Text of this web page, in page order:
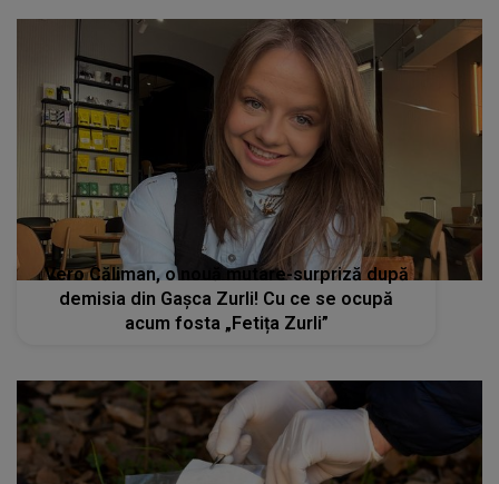
Vero Căliman, o nouă mutare-surpriză după
demisia din Gașca Zurli! Cu ce se ocupă
acum fosta „Fetița Zurli”